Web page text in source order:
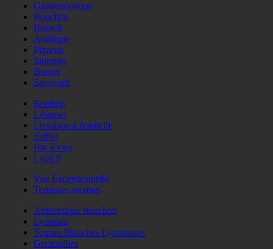
Gastronomique
Bouchon
Brunch
Asiatique
Pizzéria
Japonais
Burger
Savoyard
Rooftop
Libanais
Livraison à domicile
Buffet
Bar à vins
Lyon 9
Vue Exceptionnelle
Terrasses secrètes
Authentique bouchon
Lyonnais
Toques Blanches Lyonnaises
Grenouilles